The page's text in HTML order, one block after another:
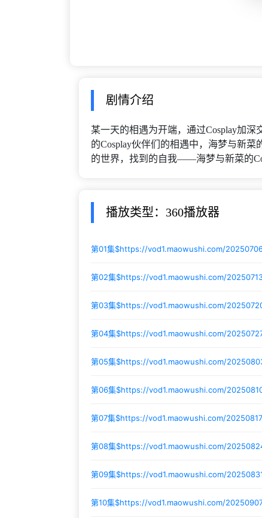
剧情介绍
某一天的相遇为开端，通过Cosplay加
的Cosplay伙伴们的相遇中，海梦与新
的世界，找到的自我――海梦与新菜的
播放类型：360播放器
第01集$https://vod1.maowushi.com/
第02集$https://vod1.maowushi.com/
第03集$https://vod1.maowushi.com/
第04集$https://vod1.maowushi.com/
第05集$https://vod1.maowushi.com/
第06集$https://vod1.maowushi.com/
第07集$https://vod1.maowushi.com/
第08集$https://vod1.maowushi.com/
第09集$https://vod1.maowushi.com/
第10集$https://vod1.maowushi.com/